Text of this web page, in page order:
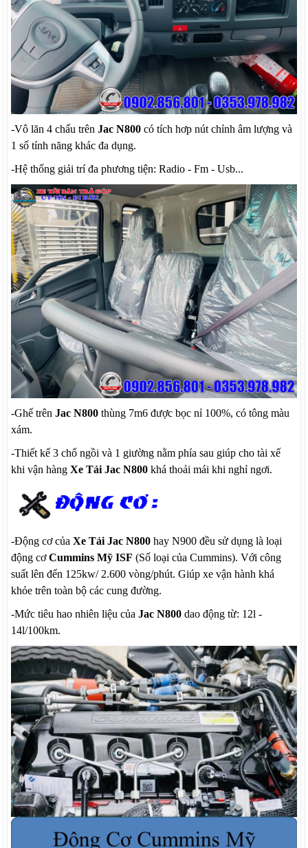
-Vô lăn 4 chấu trênJac N800 có tích hơp nút chỉnh âm lượng và
1 số tính năng khác đa dụng.
-Hệ thống giải trí đa phương tiện: Radio - Fm - Usb...
-Ghế trênJac N800thùng 7m6 được bọc nỉ 100%, có tông màu
xám.
-Thiết kế 3 chổ ngồi và 1 giường nằm phía sau giúp cho tài xế
khi vận hàngXe Tải Jac N800 khá thoải mái khi nghỉ ngơi.
-Động cơ củaXe Tải Jac N800 hay N900 đều sử dụng là loại
động cơCummins Mỹ ISF (Số loại của Cummins). Với công
suất lên đến 125kw/ 2.600 vòng/phút. Giúp xe vận hành khá
khỏe trên toàn bộ các cung đường.
-Mức tiêu hao nhiên liệu củaJac N800 dao động từ: 12l -
14l/100km.